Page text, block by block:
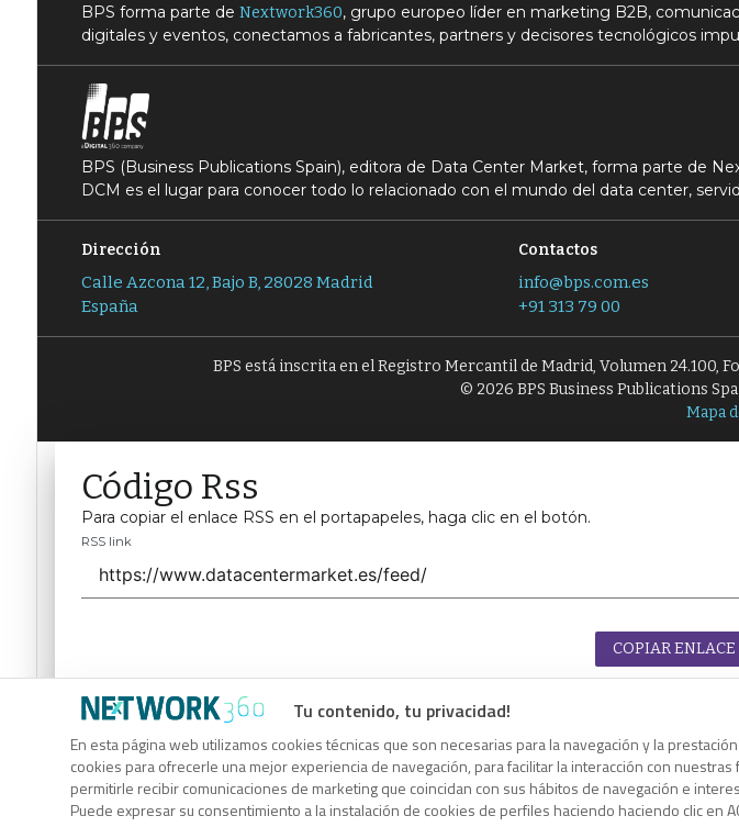
Tu contenido, tu privacidad!
En esta página web utilizamos cookies técnicas que son necesarias para la navegación y la
cookies para ofrecerle una mejor experiencia de navegación, para facilitar la interacción con
permitirle recibir comunicaciones de marketing que coincidan con sus hábitos de navegación e
Puede expresar su consentimiento a la instalación de cookies de perfiles haciendo haciendo clic en
BPS forma parte de Nextwork360, grupo europeo líder en marketing B2B,
digitales y eventos, conectamos a fabricantes, partners y decisores tecnológicos
BPS (Business Publications Spain), editora de Data Center Market, forma parte de
DCM es el lugar para conocer todo lo relacionado con el mundo del data center,
Dirección
Calle Azcona 12, Bajo B, 28028 Madrid
España
Contactos
info@bps.com.es
+91 313 79 00
BPS está inscrita en el Registro Mercantil de Madrid, Volumen 24.100,
© 2026 BPS Business Publications
Mapa
Código Rss
Para copiar el enlace RSS en el portapapeles, haga clic en el botón.
RSS link
COPIAR ENLACE
Código Rss
Para copiar el enlace RSS en el portapapeles, haga clic en el botón.
RSS link